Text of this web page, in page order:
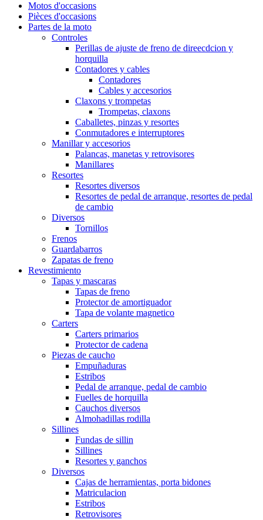
Motos d'occasions
Pièces d'occasions
Partes de la moto
Controles
Perillas de ajuste de freno de direecdcion y
horquilla
Contadores y cables
Contadores
Cables y accesorios
Claxons y trompetas
Trompetas, claxons
Caballetes, pinzas y resortes
Conmutadores e interruptores
Manillar y accesorios
Palancas, manetas y retrovisores
Manillares
Resortes
Resortes diversos
Resortes de pedal de arranque, resortes de pedal
de cambio
Diversos
Tornillos
Frenos
Guardabarros
Zapatas de freno
Revestimiento
Tapas y mascaras
Tapas de freno
Protector de amortiguador
Tapa de volante magnetico
Carters
Carters primarios
Protector de cadena
Piezas de caucho
Empuñaduras
Estribos
Pedal de arranque, pedal de cambio
Fuelles de horquilla
Cauchos diversos
Almohadillas rodilla
Sillines
Fundas de sillin
Sillines
Resortes y ganchos
Diversos
Cajas de herramientas, porta bidones
Matriculacion
Estribos
Retrovisores